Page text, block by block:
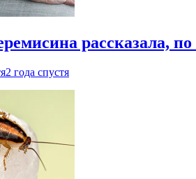
рассказала,
2 года спустя